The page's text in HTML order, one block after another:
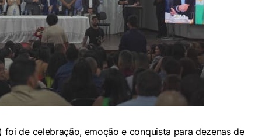
foi de celebração, emoção e conquista para dezenas de